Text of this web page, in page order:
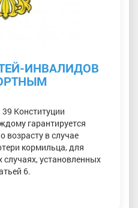
ИНВАЛИДОВ
39 Конституции
гарантируется
возрасту в случае
кормильца, для
случаях, установленных
6.